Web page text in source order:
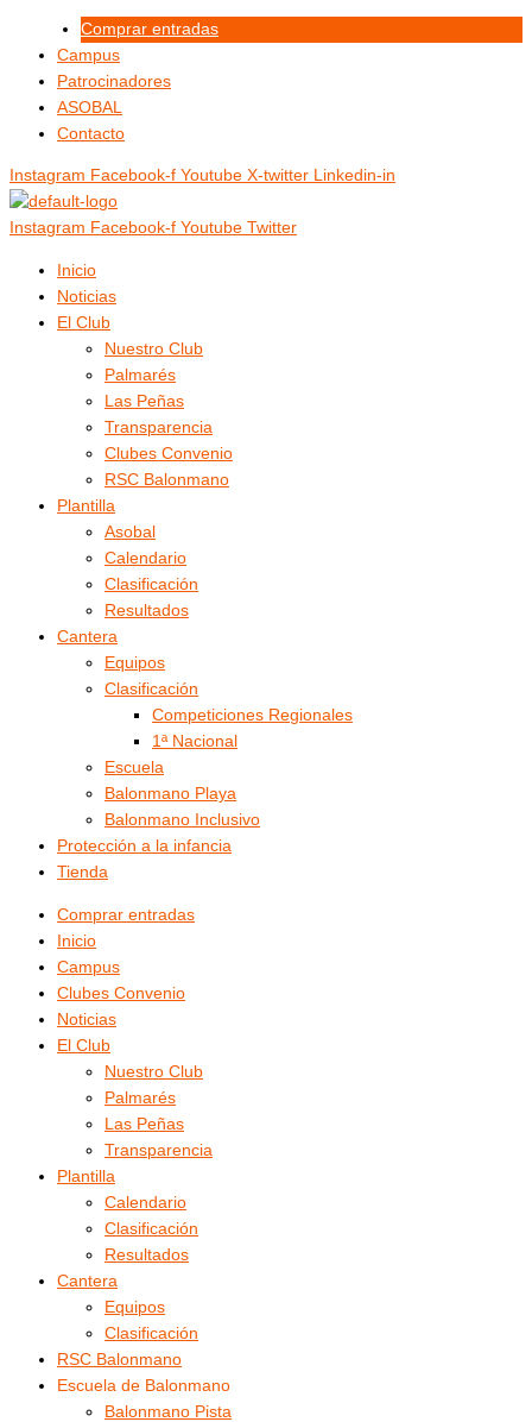
contenido
Comprar entradas
Campus
Patrocinadores
ASOBAL
Contacto
Instagram Facebook-f Youtube X-twitter Linkedin-in
Instagram Facebook-f Youtube Twitter
Inicio
Noticias
El Club
Nuestro Club
Palmarés
Las Peñas
Transparencia
Clubes Convenio
RSC Balonmano
Plantilla
Asobal
Calendario
Clasificación
Resultados
Cantera
Equipos
Clasificación
Competiciones Regionales
1ª Nacional
Escuela
Balonmano Playa
Balonmano Inclusivo
Protección a la infancia
Tienda
Comprar entradas
Inicio
Campus
Clubes Convenio
Noticias
El Club
Nuestro Club
Palmarés
Las Peñas
Transparencia
Plantilla
Calendario
Clasificación
Resultados
Cantera
Equipos
Clasificación
RSC Balonmano
Escuela de Balonmano
Balonmano Pista